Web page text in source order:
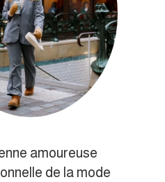
amoureuse
de la mode